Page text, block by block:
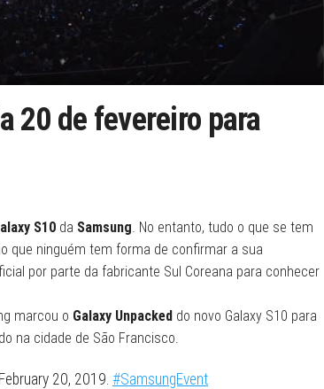
20 de fevereiro para
S10 da Samsung . No entanto, tudo o que se tem
que ninguém tem forma de confirmar a sua
por parte da fabricante Sul Coreana para conhecer
marcou o Galaxy Unpacked do novo Galaxy S10 para
na cidade de São Francisco.
20, 2019. #SamsungEvent